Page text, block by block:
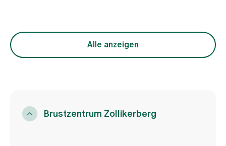
Alle anzeigen
Brustzentrum Zollikerberg